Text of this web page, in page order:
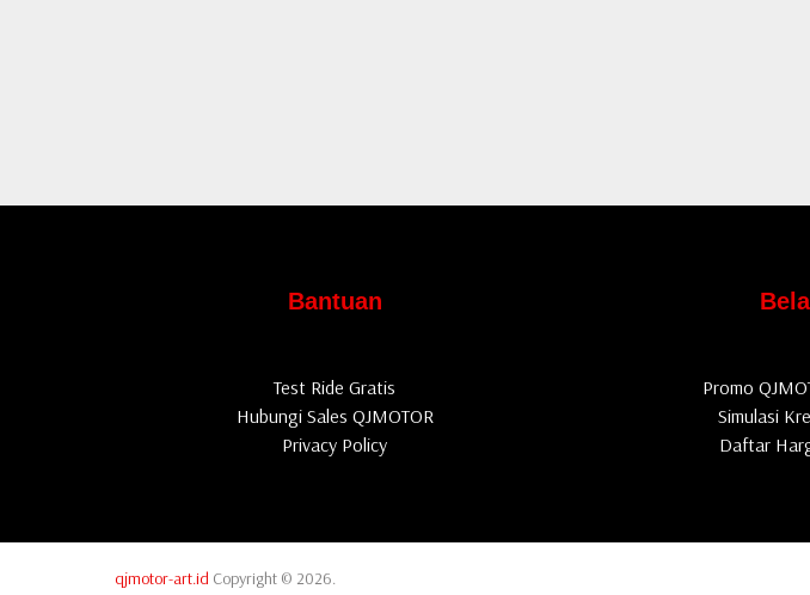
Bantuan
Test Ride Gratis
Hubungi Sales QJMOTOR
Privacy Policy
Promo
Simulasi
Daftar
qjmotor-art.id Copyright © 2026.